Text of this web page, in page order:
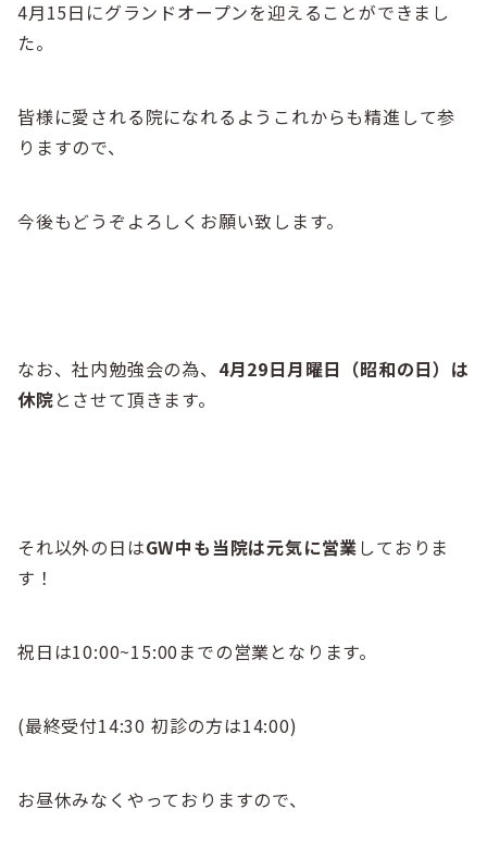
4月15日にグランドオープンを迎えることができまし
た。
皆様に愛される院になれるようこれからも精進して参
りますので、
今後もどうぞよろしくお願い致します。
なお、社内勉強会の為、 4月29日月曜日（昭和の日）は
休院とさせて頂きます。
それ以外の日はGW中も当院は元気に営業しておりま
す！
祝日は10:00~15:00までの営業となります。
(最終受付14:30 初診の方は14:00)
お昼休みなくやっておりますので、